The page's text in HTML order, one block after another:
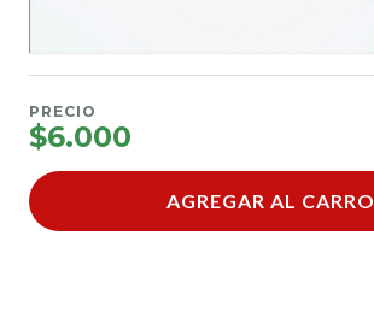
PRECIO
$6.000
AGREGAR AL CARRO